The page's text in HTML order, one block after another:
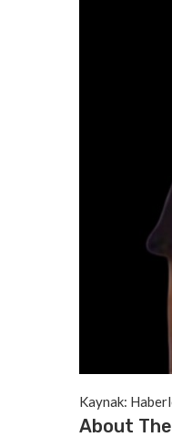
Kaynak:
About